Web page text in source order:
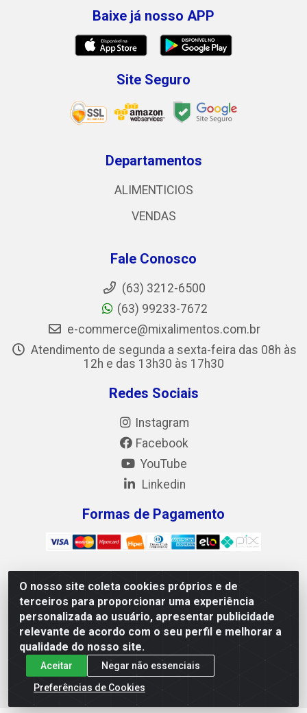
O nosso site coleta cookies próprios e de
terceiros para proporcionar uma experiência
personalizada ao usuário, apresentar publicidade
relevante de acordo com o seu perfil e melhorar a
qualidade do nosso site.
Aceitar
Negar não essenciais
Preferências de Cookies
Baixe já nosso APP
Site Seguro
Departamentos
ALIMENTICIOS
VENDAS
Fale Conosco
(63) 3212-6500
(63) 99233-7672
e-commerce@mixalimentos.com.br
Atendimento de segunda a sexta-feira das 08h às
12h e das 13h30 às 17h30
Redes Sociais
Instagram
Facebook
YouTube
Linkedin
Formas de Pagamento
Mix Alimentos LTDA - Quadra Asr Ne 55 (412 Norte), Alameda
02, S/N - Plano Diretor Norte, Palmas/TO - CEP 77.006-540 -
CNPJ 05.922.500/0001-02